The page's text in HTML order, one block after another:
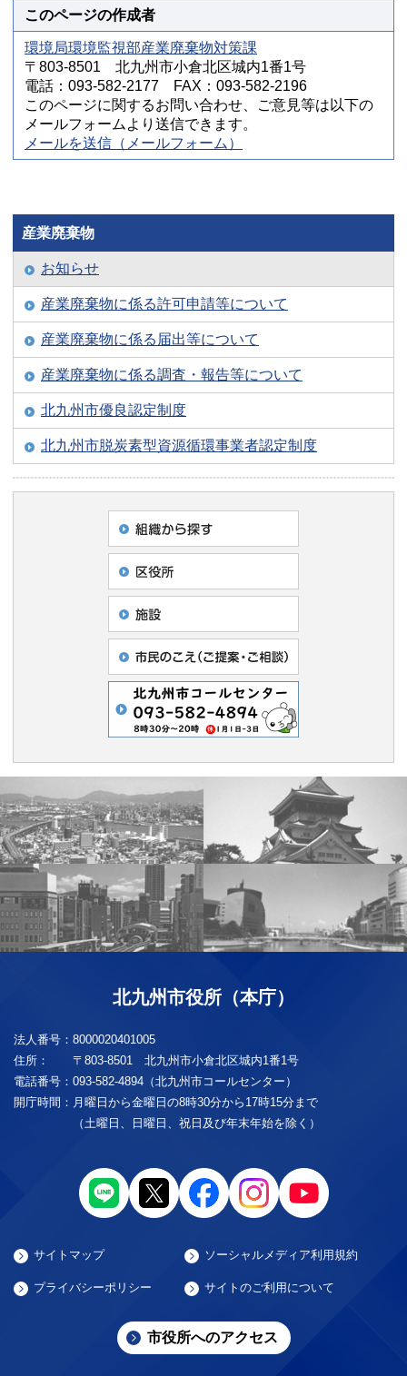
このページの作成者
環境局環境監視部産業廃棄物対策課
〒803-8501 北九州市小倉北区城内1番1号
電話：093-582-2177 FAX：093-582-2196
このページに関するお問い合わせ、ご意見等は以下の
メールフォームより送信できます。
メールを送信（メールフォーム）
産業廃棄物
お知らせ
産業廃棄物に係る許可申請等について
産業廃棄物に係る届出等について
産業廃棄物に係る調査・報告等について
北九州市優良認定制度
北九州市脱炭素型資源循環事業者認定制度
北九州市役所（本庁）
法人番号： 8000020401005
住所：
〒803-8501 北九州市小倉北区城内1番1号
電話番号： 093-582-4894（北九州市コールセンター）
開庁時間： 月曜日から金曜日の8時30分から17時15分まで
（土曜日、日曜日、祝日及び年末年始を除く）
サイトマップ ソーシャルメディア利用規約
プライバシーポリシー サイトのご利用について
市役所へのアクセス